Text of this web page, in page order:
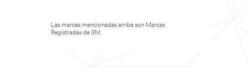
Las marcas mencionadas arriba son Marcas
Registradas de 3M.